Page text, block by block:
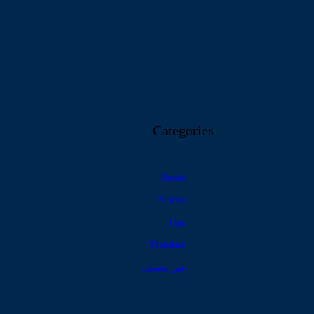
Categories
Books
Stories
Tips
Translate
غير مصنف